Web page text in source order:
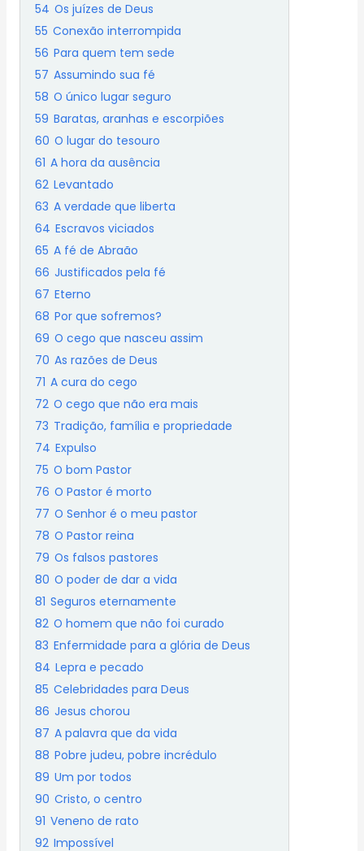
54 Os juízes de Deus
55 Conexão interrompida
56 Para quem tem sede
57 Assumindo sua fé
58 O único lugar seguro
59 Baratas, aranhas e escorpiões
60 O lugar do tesouro
61 A hora da ausência
62 Levantado
63 A verdade que liberta
64 Escravos viciados
65 A fé de Abraão
66 Justificados pela fé
67 Eterno
68 Por que sofremos?
69 O cego que nasceu assim
70 As razões de Deus
71 A cura do cego
72 O cego que não era mais
73 Tradição, família e propriedade
74 Expulso
75 O bom Pastor
76 O Pastor é morto
77 O Senhor é o meu pastor
78 O Pastor reina
79 Os falsos pastores
80 O poder de dar a vida
81 Seguros eternamente
82 O homem que não foi curado
83 Enfermidade para a glória de Deus
84 Lepra e pecado
85 Celebridades para Deus
86 Jesus chorou
87 A palavra que da vida
88 Pobre judeu, pobre incrédulo
89 Um por todos
90 Cristo, o centro
91 Veneno de rato
92 Impossível